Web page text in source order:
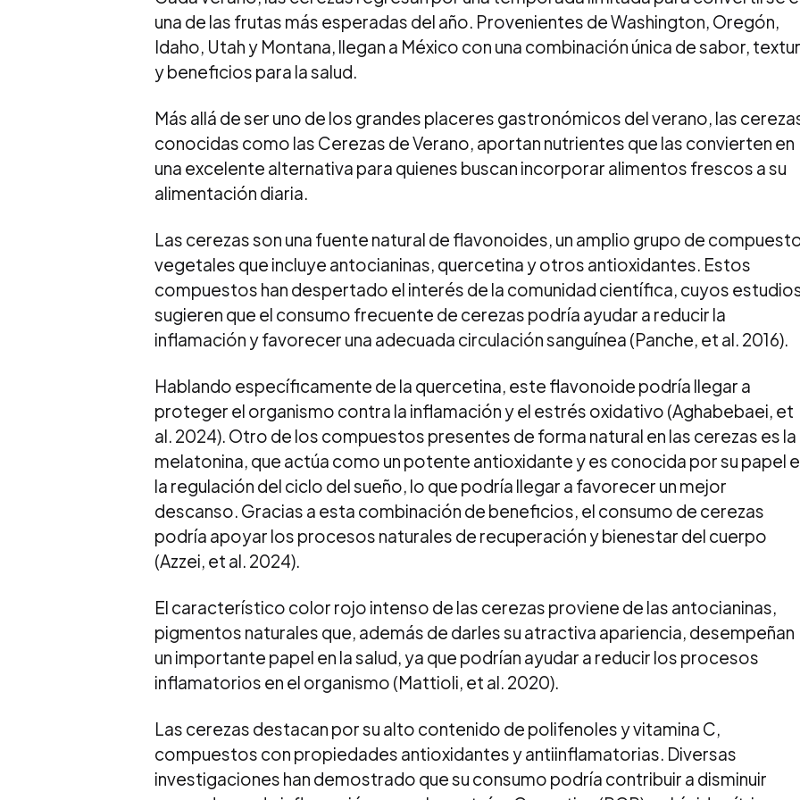
una de las frutas más esperadas del año. Provenientes de Washington, Oregón,
Idaho, Utah y Montana, llegan a México con una combinación única de sabor,
y beneficios para la salud.
Más allá de ser uno de los grandes placeres gastronómicos del verano, las
conocidas como las Cerezas de Verano, aportan nutrientes que las convierten en
una excelente alternativa para quienes buscan incorporar alimentos frescos a su
alimentación diaria.
Las cerezas son una fuente natural de flavonoides, un amplio grupo de
vegetales que incluye antocianinas, quercetina y otros antioxidantes. Estos
compuestos han despertado el interés de la comunidad científica, cuyos
sugieren que el consumo frecuente de cerezas podría ayudar a reducir la
inflamación y favorecer una adecuada circulación sanguínea (Panche, et al. 2016).
Hablando específicamente de la quercetina, este flavonoide podría llegar a
proteger el organismo contra la inflamación y el estrés oxidativo (Aghabebaei, et
al. 2024). Otro de los compuestos presentes de forma natural en las cerezas es la
melatonina, que actúa como un potente antioxidante y es conocida por su papel
la regulación del ciclo del sueño, lo que podría llegar a favorecer un mejor
descanso. Gracias a esta combinación de beneficios, el consumo de cerezas
podría apoyar los procesos naturales de recuperación y bienestar del cuerpo
(Azzei, et al. 2024).
El característico color rojo intenso de las cerezas proviene de las antocianinas,
pigmentos naturales que, además de darles su atractiva apariencia, desempeñan
un importante papel en la salud, ya que podrían ayudar a reducir los procesos
inflamatorios en el organismo (Mattioli, et al. 2020).
Las cerezas destacan por su alto contenido de polifenoles y vitamina C,
compuestos con propiedades antioxidantes y antiinflamatorias. Diversas
investigaciones han demostrado que su consumo podría contribuir a disminuir